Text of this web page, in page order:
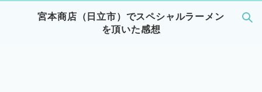
宮本商店（日立市）でスペシャルラーメン
を頂いた感想